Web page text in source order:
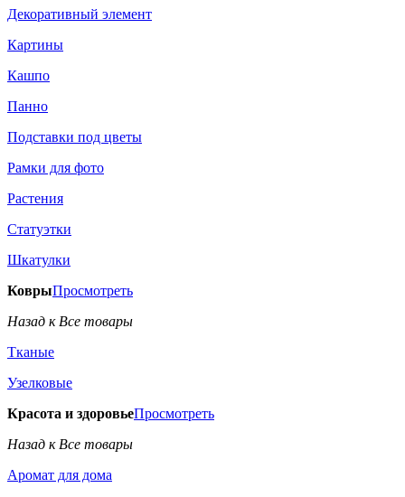
Декоративный элемент
Картины
Кашпо
Панно
Подставки под цветы
Рамки для фото
Растения
Статуэтки
Шкатулки
КоврыПросмотреть
Назад к Все товары
Тканые
Узелковые
Красота и здоровьеПросмотреть
Назад к Все товары
Аромат для дома